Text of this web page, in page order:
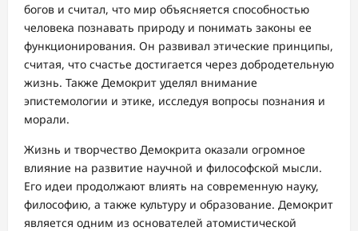
богов и считал, что мир объясняется способностью
человека познавать природу и понимать законы ее
функционирования. Он развивал этические принципы,
считая, что счастье достигается через добродетельную
жизнь. Также Демокрит уделял внимание
эпистемологии и этике, исследуя вопросы познания и
морали.
Жизнь и творчество Демокрита оказали огромное
влияние на развитие научной и философской мысли.
Его идеи продолжают влиять на современную науку,
философию, а также культуру и образование. Демокрит
является одним из основателей атомистической